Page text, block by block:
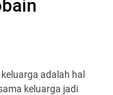
adalah hal
keluarga jadi